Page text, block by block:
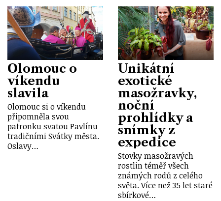
Olomouc o
víkendu
slavila
Olomouc si o víkendu
připomněla svou
patronku svatou Pavlínu
tradičními Svátky města.
Oslavy…
Unikátní
exotické
masožravky,
noční
prohlídky a
snímky z
expedice
Stovky masožravých
rostlin téměř všech
známých rodů z celého
světa. Více než 35 let staré
sbírkové…